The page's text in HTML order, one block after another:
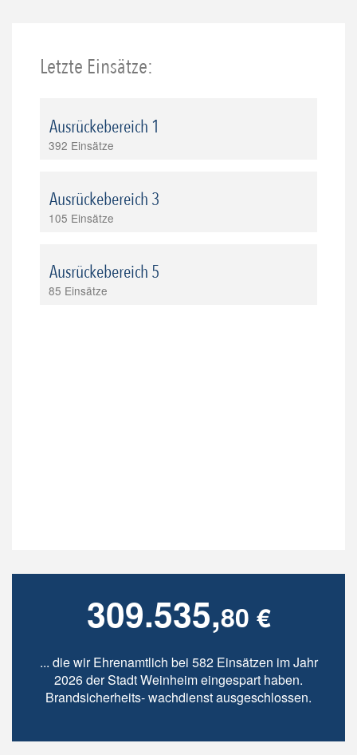
Letzte Einsätze:
Ausrückebereich 1
392 Einsätze
Ausrückebereich 3
105 Einsätze
Ausrückebereich 5
85 Einsätze
309.535,80 €
... die wir Ehrenamtlich bei 582 Einsätzen im Jahr
2026 der Stadt Weinheim eingespart haben.
Brandsicherheits- wachdienst ausgeschlossen.